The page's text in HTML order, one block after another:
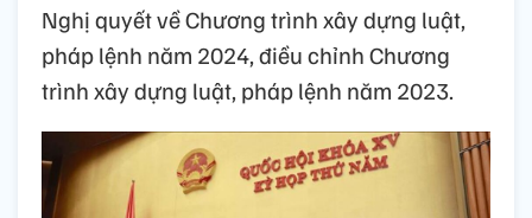
Nghị quyết về Chương trình xây dựng luật,
pháp lệnh năm 2024, điều chỉnh Chương
trình xây dựng luật, pháp lệnh năm 2023.